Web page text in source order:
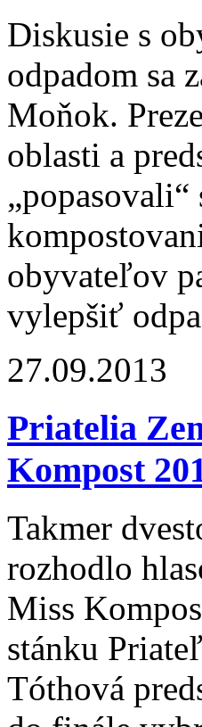
Diskusie s
odpadom sa
Moňok.
oblasti a
obyvateľov
vylepšiť
27.09.2013
Priatelia
Kompost
Takmer
rozhodlo
Miss
stánku
Tóthová